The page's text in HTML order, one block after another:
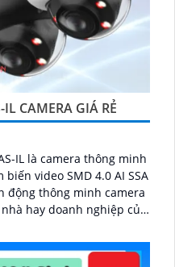
CAMERA GIÁ RẺ
IL là camera thông minh
video SMD 4.0 AI SSA
động thông minh camera
hay doanh nghiệp của